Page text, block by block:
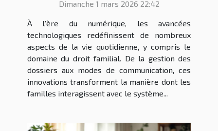
Dimanche 1 mars 2026 22:42
À l'ère du numérique, les avancées
technologiques redéfinissent de nombreux
aspects de la vie quotidienne, y compris le
domaine du droit familial. De la gestion des
dossiers aux modes de communication, ces
innovations transforment la manière dont les
familles interagissent avec le système...